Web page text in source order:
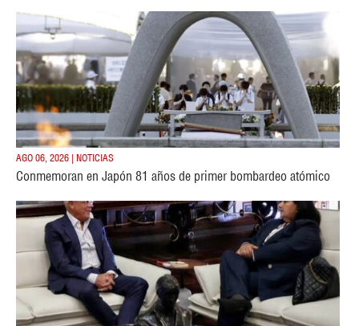
AGO 06, 2026 | NOTICIAS
Conmemoran en Japón 81 años de primer bombardeo atómico